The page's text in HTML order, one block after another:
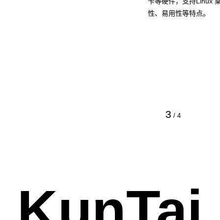
3 / 4
性、易用性等特点。